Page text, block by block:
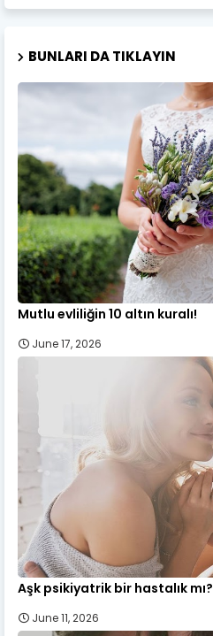
BUNLARI DA TIKLAYIN
Mutlu evliliğin 10 altın kuralı!
June 17, 2026
Aşk psikiyatrik bir hastalık mı?
June 11, 2026